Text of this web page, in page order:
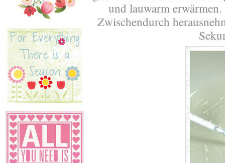
und lauwarm
Zwischendurch